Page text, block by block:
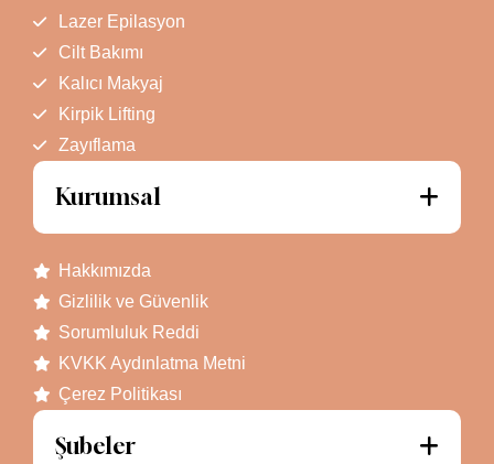
Lazer Epilasyon
Cilt Bakımı
Kalıcı Makyaj
Kirpik Lifting
Zayıflama
Kurumsal
Hakkımızda
Gizlilik ve Güvenlik
Sorumluluk Reddi
KVKK Aydınlatma Metni
Çerez Politikası
Şubeler